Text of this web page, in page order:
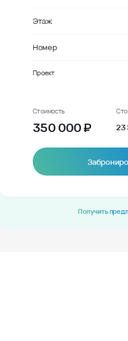
Этаж
Номер
Проект
Стоимость
350 000₽ 23
Получить